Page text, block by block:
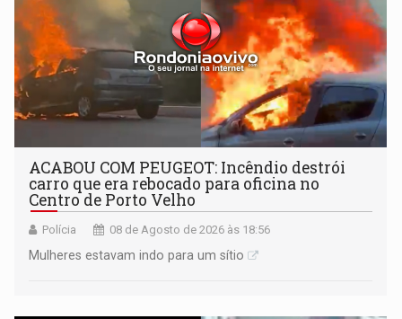
ACABOU COM PEUGEOT: Incêndio destrói
carro que era rebocado para oficina no
Centro de Porto Velho
Polícia 08 de Agosto de 2026 às 18:56
Mulheres estavam indo para um sítio